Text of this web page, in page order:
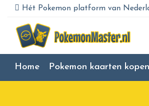
Hét Pokemon platform van
Home Pokemon kaarten kopen